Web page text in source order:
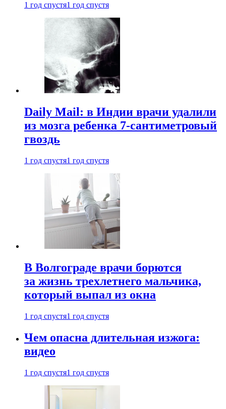
1 год спустя1 год спустя
Daily Mail: в Индии врачи удалили
из мозга ребенка 7-сантиметровый
гвоздь
1 год спустя1 год спустя
В Волгограде врачи борются
за жизнь трехлетнего мальчика,
который выпал из окна
1 год спустя1 год спустя
Чем опасна длительная изжога:
видео
1 год спустя1 год спустя